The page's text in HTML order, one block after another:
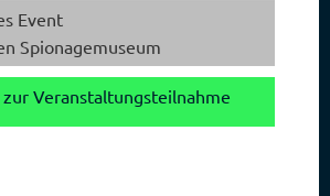
Event
Spionagemuseum
Veranstaltungsteilnahme